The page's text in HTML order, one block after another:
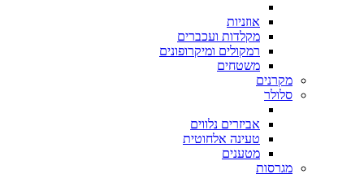
אוזניות
מקלדות ועכברים
רמקולים ומיקרופונים
משטחים
מקרנים
סלולר
אביזרים נלווים
טעינה אלחוטית
מטענים
מגרסות